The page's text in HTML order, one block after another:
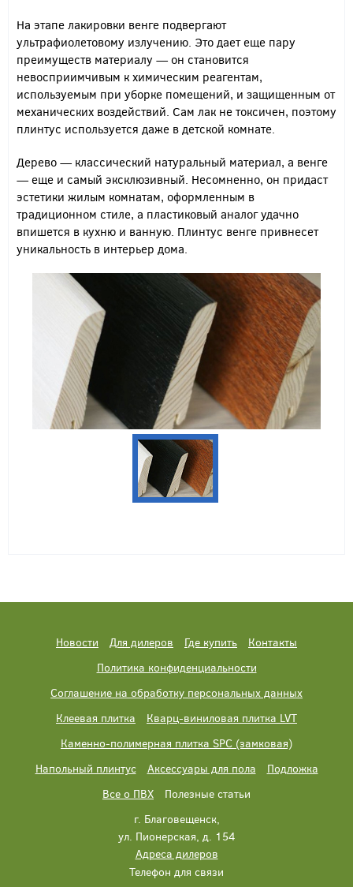
На этапе лакировки венге подвергают
ультрафиолетовому излучению. Это дает еще пару
преимуществ материалу — он становится
невосприимчивым к химическим реагентам,
используемым при уборке помещений, и защищенным от
механических воздействий. Сам лак не токсичен, поэтому
плинтус используется даже в детской комнате.
Дерево — классический натуральный материал, а венге
— еще и самый эксклюзивный. Несомненно, он придаст
эстетики жилым комнатам, оформленным в
традиционном стиле, а пластиковый аналог удачно
впишется в кухню и ванную. Плинтус венге привнесет
уникальность в интерьер дома.
Новости Для дилеров Где купить
Контакты
Политика конфиденциальности
Соглашение на обработку персональных данных
Клеевая плитка
Кварц-виниловая плитка LVT
Каменно-полимерная плитка SPC (замковая)
Напольный плинтус
Аксессуары для пола
Подложка
Все о ПВХ
Полезные статьи
г. Благовещенск,
ул. Пионерская, д. 154
Адреса дилеров
Телефон для связи